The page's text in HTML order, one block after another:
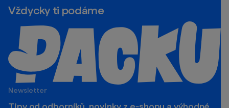
Vždycky ti podáme
Newsletter